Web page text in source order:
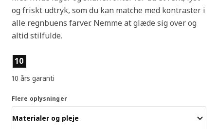
og friskt udtryk, som du kan matche med kontraster i
alle regnbuens farver. Nemme at glæde sig over og
altid stilfulde.
Produktfunktioner
10
10 års garanti
Flere oplysninger
Materialer og pleje